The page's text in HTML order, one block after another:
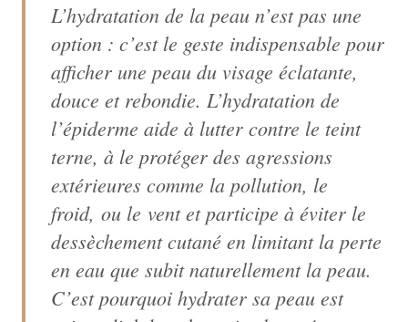
L’hydratation de la peau n’est pas une
option : c’est le geste indispensable pour
afficher une peau du visage éclatante,
douce et rebondie. L’hydratation de
l’épiderme aide à lutter contre le teint
terne, à le protéger des agressions
extérieures comme la pollution, le
froid, ou le vent et participe à éviter le
dessèchement cutané en limitant la perte
en eau que subit naturellement la peau.
C’est pourquoi hydrater sa peau est